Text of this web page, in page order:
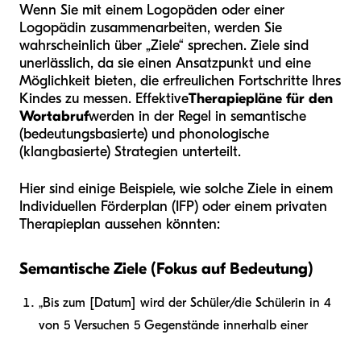
Wenn Sie mit einem Logopäden oder einer
Logopädin zusammenarbeiten, werden Sie
wahrscheinlich über „Ziele“ sprechen. Ziele sind
unerlässlich, da sie einen Ansatzpunkt und eine
Möglichkeit bieten, die erfreulichen Fortschritte Ihres
Kindes zu messen. EffektiveTherapiepläne für den
Wortabrufwerden in der Regel in semantische
(bedeutungsbasierte) und phonologische
(klangbasierte) Strategien unterteilt.
Hier sind einige Beispiele, wie solche Ziele in einem
Individuellen Förderplan (IFP) oder einem privaten
Therapieplan aussehen könnten:
Semantische Ziele (Fokus auf Bedeutung)
„Bis zum [Datum] wird der Schüler/die Schülerin in 4
von 5 Versuchen 5 Gegenstände innerhalb einer